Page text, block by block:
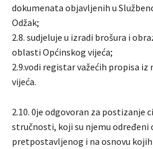
dokumenata objavljenih u
Odžak;
2.8. sudjeluje u izradi brošura i
oblasti Općinskog vijeća;
2.9.vodi registar važećih propisa
vijeća.
2.10. 0je odgovoran za postizanje
stručnosti, koji su njemu određeni
pretpostavljenog i na osnovu